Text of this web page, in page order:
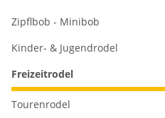
Zipflbob - Minibob
Kinder- & Jugendrodel
Freizeitrodel
Tourenrodel